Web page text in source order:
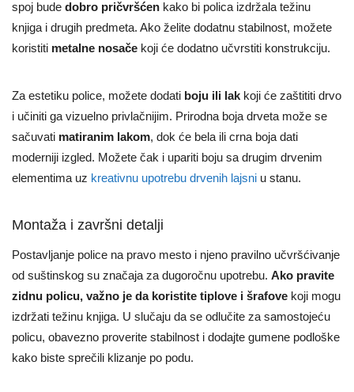
spoj bude dobro pričvršćen kako bi polica izdržala težinu
knjiga i drugih predmeta. Ako želite dodatnu stabilnost, možete
koristiti metalne nosače koji će dodatno učvrstiti konstrukciju.
Za estetiku police, možete dodati boju ili lak koji će zaštititi drvo
i učiniti ga vizuelno privlačnijim. Prirodna boja drveta može se
sačuvati matiranim lakom, dok će bela ili crna boja dati
moderniji izgled. Možete čak i upariti boju sa drugim drvenim
elementima uz kreativnu upotrebu drvenih lajsni u stanu.
Montaža i završni detalji
Postavljanje police na pravo mesto i njeno pravilno učvršćivanje
od suštinskog su značaja za dugoročnu upotrebu. Ako pravite
zidnu policu, važno je da koristite tiplove i šrafove koji mogu
izdržati težinu knjiga. U slučaju da se odlučite za samostojeću
policu, obavezno proverite stabilnost i dodajte gumene podloške
kako biste sprečili klizanje po podu.